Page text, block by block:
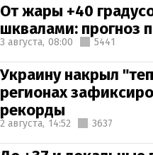
От жары +40
шквалами: прогноз
3 августа, 08:00 5441
Украину накрыл
регионах
рекорды
2 августа, 14:52 3637